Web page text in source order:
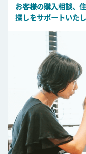
お客様の購入相談、
探しをサポートいたし